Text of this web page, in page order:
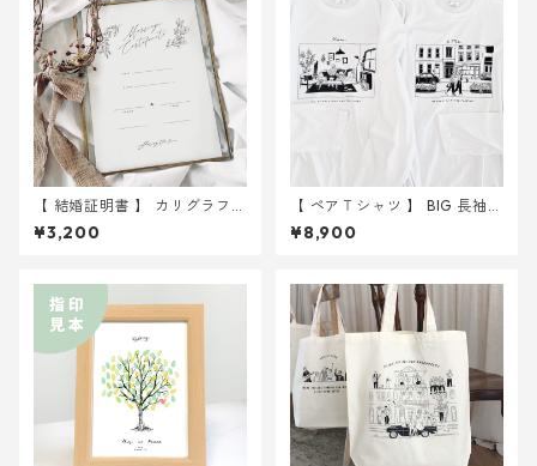
【 結婚証明書 】 カリグラフィ
ーA4 用紙のみ 選べる10種 ｜
結婚式 ウェディング
¥3,200
【 ペアＴシャツ 】 BIG 長袖Ｔ
シャツ
¥8,900